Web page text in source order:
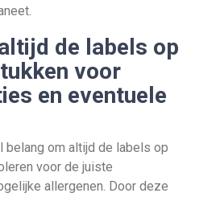
de labels op
voor
en eventuele
belang om altijd de labels op
voor de juiste
allergenen. Door deze